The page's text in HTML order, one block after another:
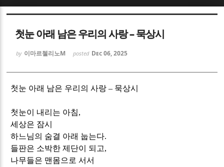
첫눈 아래 남은 우리의 사랑 – 묵상시
by 이마르첼리노M posted Dec 06, 2025
첫눈 아래 남은 우리의 사랑– 묵상시
첫눈이 내리는 아침,
세상은 잠시
하느님의 숨결 아래 눕는다.
들판은 소박한 제단이 되고,
나무들은 맨몸으로 서서
Sketchbook5, 스케치북5
Sketchbook5, 스케치북5
Sketchbook5, 스케치북5
Sketchbook5, 스케치북5